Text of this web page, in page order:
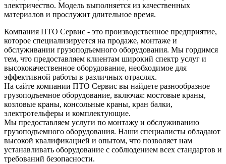
электричество. Модель выполняется из качественных
материалов и прослужит длительное время.
Компания ПТО Сервис - это производственное предприятие,
которое специализируется на продаже, монтаже и
обслуживании грузоподъемного оборудования. Мы гордимся
тем, что предоставляем клиентам широкий спектр услуг и
высококачественное оборудование, необходимое для
эффективной работы в различных отраслях.
На сайте компании ПТО Сервис вы найдете разнообразное
грузоподъемное оборудование, включая: мостовые краны,
козловые краны, консольные краны, кран балки,
электротельферы и комплектующие.
Мы предоставляем услуги по монтажу и обслуживанию
грузоподъемного оборудования. Наши специалисты обладают
высокой квалификацией и опытом, что позволяет нам
устанавливать оборудование с соблюдением всех стандартов и
требований безопасности.